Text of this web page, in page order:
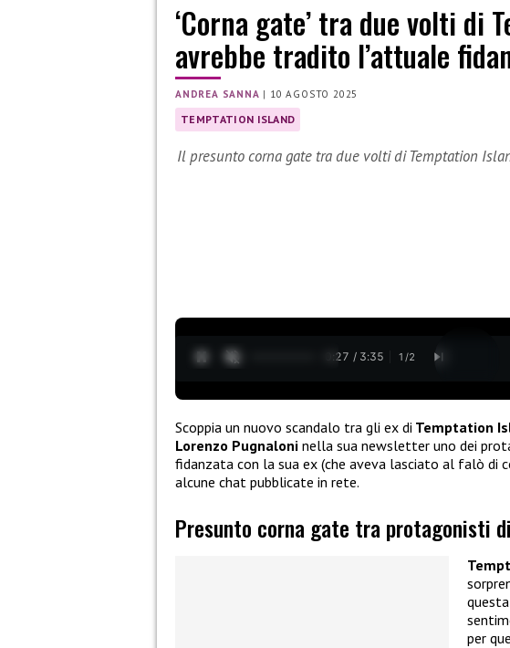
‘Corna gate’ tra due volti di
avrebbe tradito l’attuale
ANDREA SANNA | 10 AGOSTO 2025
TEMPTATION ISLAND
Il presunto corna gate tra due volti di Temptation
0:28 / 3:35 1 /2
Scoppia un nuovo scandalo tra gli ex di Temptation
Lorenzo Pugnaloni nella sua newsletter uno dei
fidanzata con la sua ex (che aveva lasciato al falò di
alcune chat pubblicate in rete.
Presunto corna gate tra protagonisti
per